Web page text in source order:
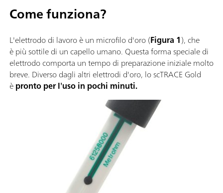
Come funziona?
L'elettrodo di lavoro è un microfilo d'oro (Figura 1), che
è più sottile di un capello umano. Questa forma speciale di
elettrodo comporta un tempo di preparazione iniziale molto
breve. Diverso dagli altri elettrodi d'oro, lo scTRACE Gold
èpronto per l'uso in pochi minuti.